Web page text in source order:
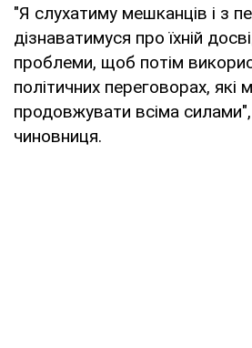
"Я слухатиму мешканців і з
дізнаватимуся про їхній
проблеми, щоб потім
політичних переговорах, які
продовжувати всіма
чиновниця.